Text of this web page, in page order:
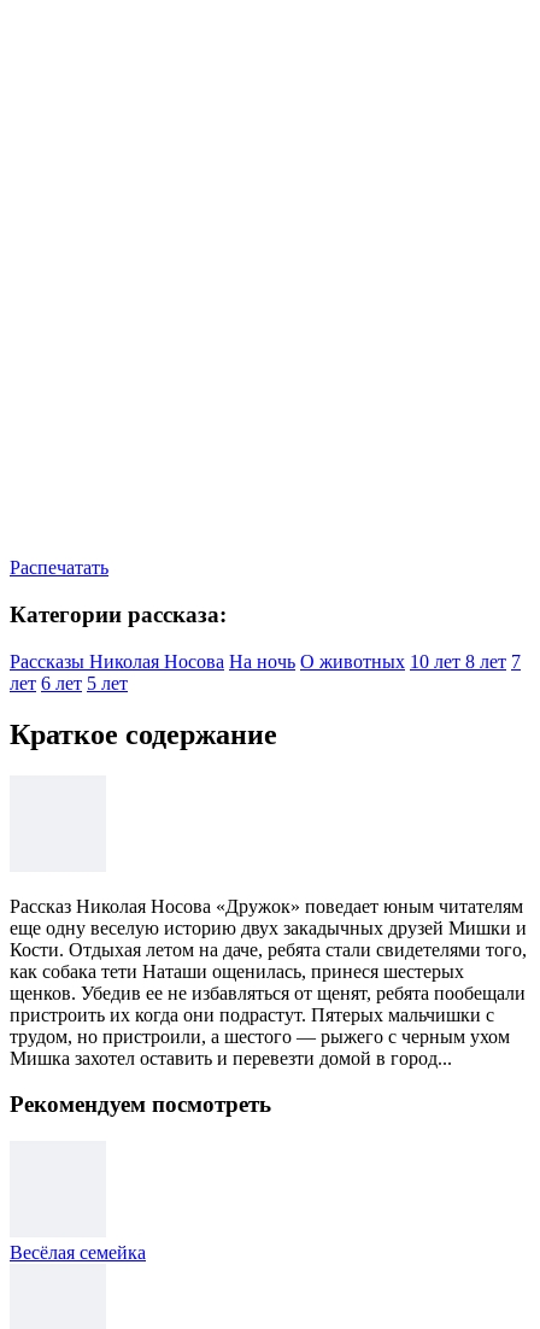
Распечатать
Категории рассказа:
Рассказы Николая Носова На ночь О животных 10 лет 8 лет 7
лет 6 лет 5 лет
Краткое содержание
Рассказ Николая Носова «Дружок» поведает юным читателям
еще одну веселую историю двух закадычных друзей Мишки и
Кости. Отдыхая летом на даче, ребята стали свидетелями того,
как собака тети Наташи ощенилась, принеся шестерых
щенков. Убедив ее не избавляться от щенят, ребята пообещали
пристроить их когда они подрастут. Пятерых мальчишки с
трудом, но пристроили, а шестого — рыжего с черным ухом
Мишка захотел оставить и перевезти домой в город...
Рекомендуем посмотреть
Весёлая семейка